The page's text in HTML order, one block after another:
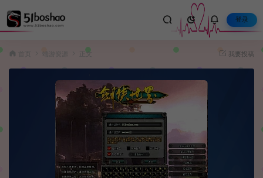
登录
端游资源 正文 我要投稿